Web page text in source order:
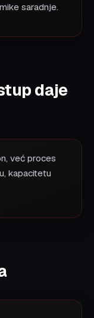
saradnje.
daje
već proces
kapacitetu